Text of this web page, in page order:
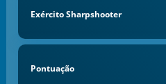
Exército Sharpshooter
Pontuação